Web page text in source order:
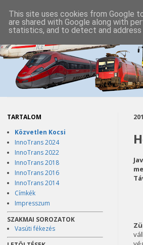
TARTALOM
Közvetlen Kocsi
InnoTrans 2024
InnoTrans 2022
InnoTrans 2018
InnoTrans 2016
InnoTrans 2014
Címkék
Impresszum
SZAKMAI SOROZATOK
Vasúti fékezés
This site uses cookies from Google
are shared with Google along with
statistics, and to detect and address